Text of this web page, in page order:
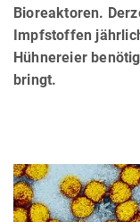
Bioreaktoren.
Impfstoffen
Hühnereier
bringt.